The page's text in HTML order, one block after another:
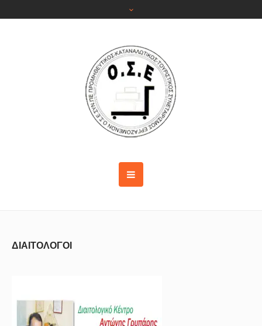
ΔΙΑΙΤΟΛΟΓΟΙ